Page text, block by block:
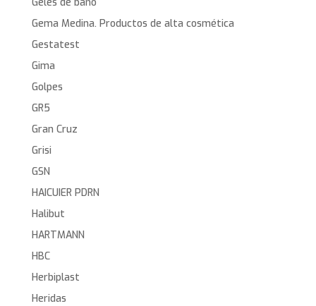
Gema Medina. Productos de alta cosmética
Gestatest
Gima
Golpes
GR5
Gran Cruz
Grisi
GSN
HAICUIER PDRN
Halibut
HARTMANN
HBC
Herbiplast
Heridas